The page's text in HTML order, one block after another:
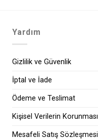
Yardım
Gizlilik ve Güvenlik
İptal ve İade
Ödeme ve Teslimat
Kişisel Verilerin Korunması
Mesafeli Satış Sözleşmesi